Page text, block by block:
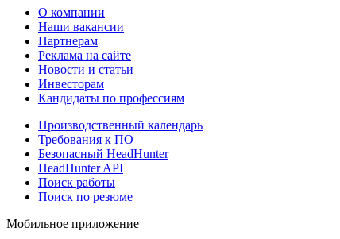
О компании
Наши вакансии
Партнерам
Реклама на сайте
Новости и статьи
Инвесторам
Кандидаты по профессиям
Производственный календарь
Требования к ПО
Безопасный HeadHunter
HeadHunter API
Поиск работы
Поиск по резюме
Мобильное приложение